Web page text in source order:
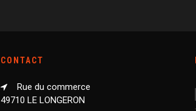
CONTACT
Rue du commerce
49710 LE LONGERON